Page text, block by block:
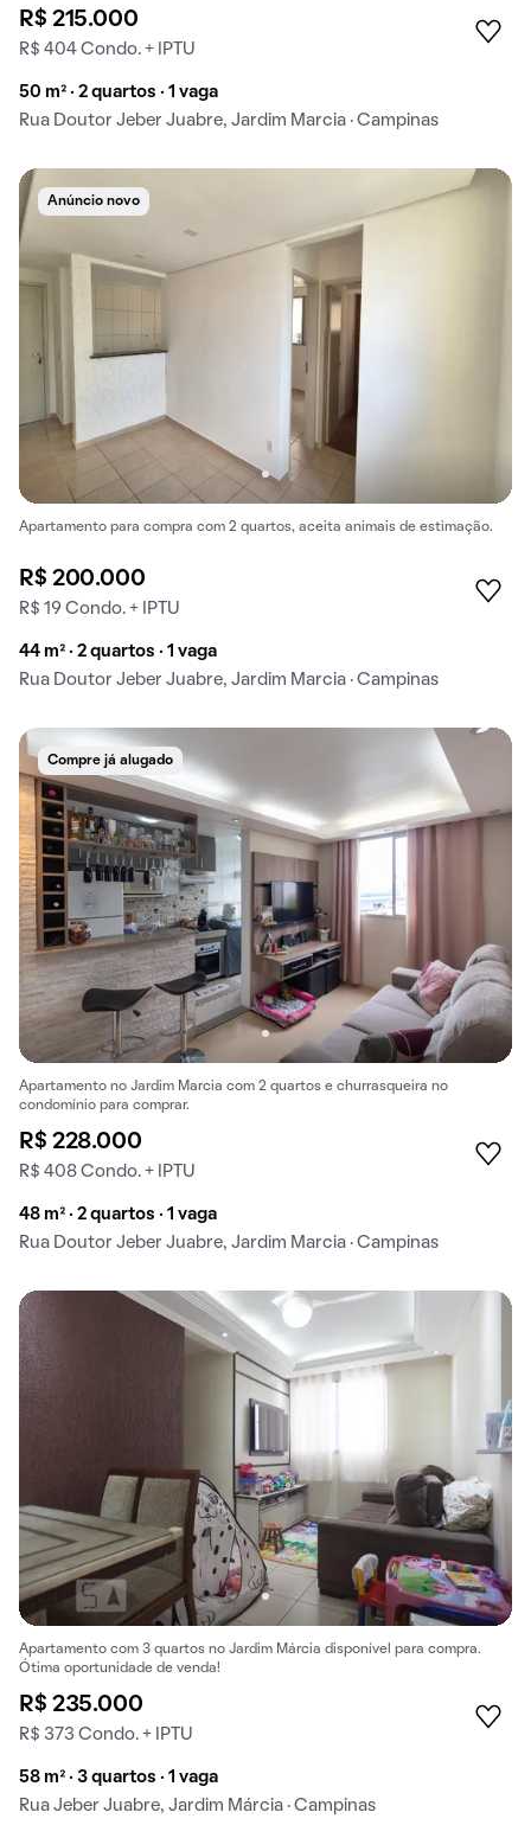
R$ 215.000
R$ 404 Condo. + IPTU
50 m² · 2 quartos · 1 vaga
Rua Doutor Jeber Juabre, Jardim Marcia · Campinas
Anúncio novo
Apartamento para compra com 2 quartos, aceita animais de estimação.
R$ 200.000
R$ 19 Condo. + IPTU
44 m² · 2 quartos · 1 vaga
Rua Doutor Jeber Juabre, Jardim Marcia · Campinas
Compre já alugado
Apartamento no Jardim Marcia com 2 quartos e churrasqueira no
condomínio para comprar.
R$ 228.000
R$ 408 Condo. + IPTU
48 m² · 2 quartos · 1 vaga
Rua Doutor Jeber Juabre, Jardim Marcia · Campinas
Apartamento com 3 quartos no Jardim Márcia disponível para compra.
Ótima oportunidade de venda!
R$ 235.000
R$ 373 Condo. + IPTU
58 m² · 3 quartos · 1 vaga
Rua Jeber Juabre, Jardim Márcia · Campinas